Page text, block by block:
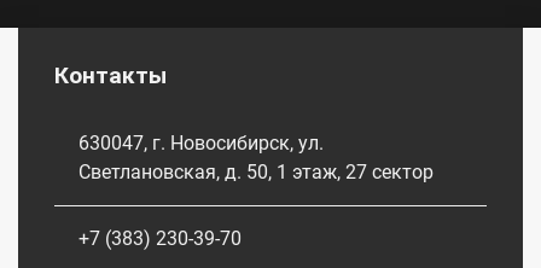
Контакты
630047, г. Новосибирск, ул.
Светлановская, д. 50, 1 этаж, 27 сектор
+7 (383) 230-39-70